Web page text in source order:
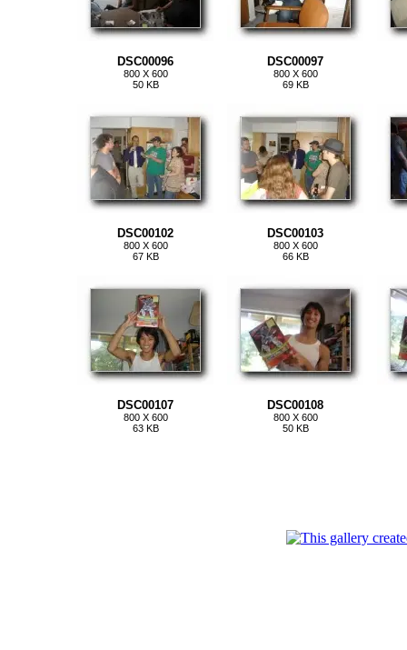
DSC00096
800 X 600
50 KB
DSC00097
800 X 600
69 KB
DSC00102
800 X 600
67 KB
DSC00103
800 X 600
66 KB
DSC00107
800 X 600
63 KB
DSC00108
800 X 600
50 KB